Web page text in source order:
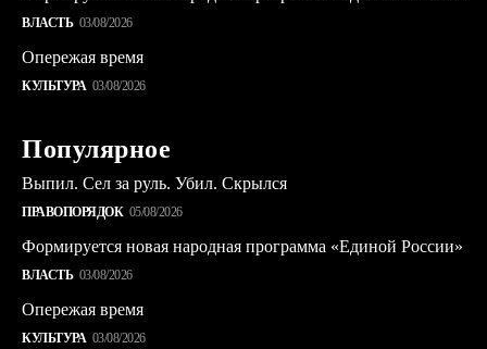
ВЛАСТЬ 03/08/2026
Опережая время
КУЛЬТУРА 03/08/2026
Популярное
Выпил. Сел за руль. Убил. Скрылся
ПРАВОПОРЯДОК 05/08/2026
Формируется новая народная программа «Единой России»
ВЛАСТЬ 03/08/2026
Опережая время
КУЛЬТУРА 03/08/2026